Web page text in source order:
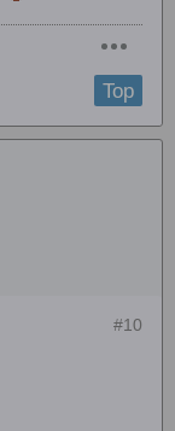
Top
#10